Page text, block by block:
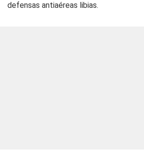
defensas antiaéreas libias.